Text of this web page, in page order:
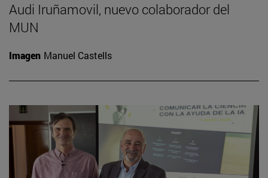
Audi Iruñamovil, nuevo colaborador del
MUN
Imagen Manuel Castells